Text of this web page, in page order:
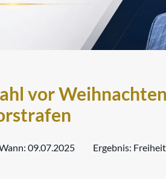
vor
09.07.2025 Ergebnis: